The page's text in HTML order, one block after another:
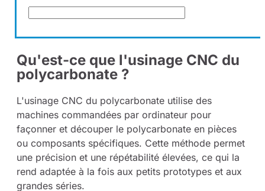
Qu'est-ce que l'usinage CNC du
polycarbonate ?
L'usinage CNC du polycarbonate utilise des
machines commandées par ordinateur pour
façonner et découper le polycarbonate en pièces
ou composants spécifiques. Cette méthode permet
une précision et une répétabilité élevées, ce qui la
rend adaptée à la fois aux petits prototypes et aux
grandes séries.